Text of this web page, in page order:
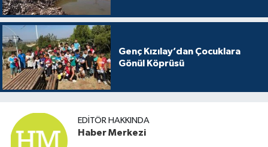
Genç Kızılay’dan Çocuklara
Gönül Köprüsü
EDITÖR HAKKINDA
Haber Merkezi